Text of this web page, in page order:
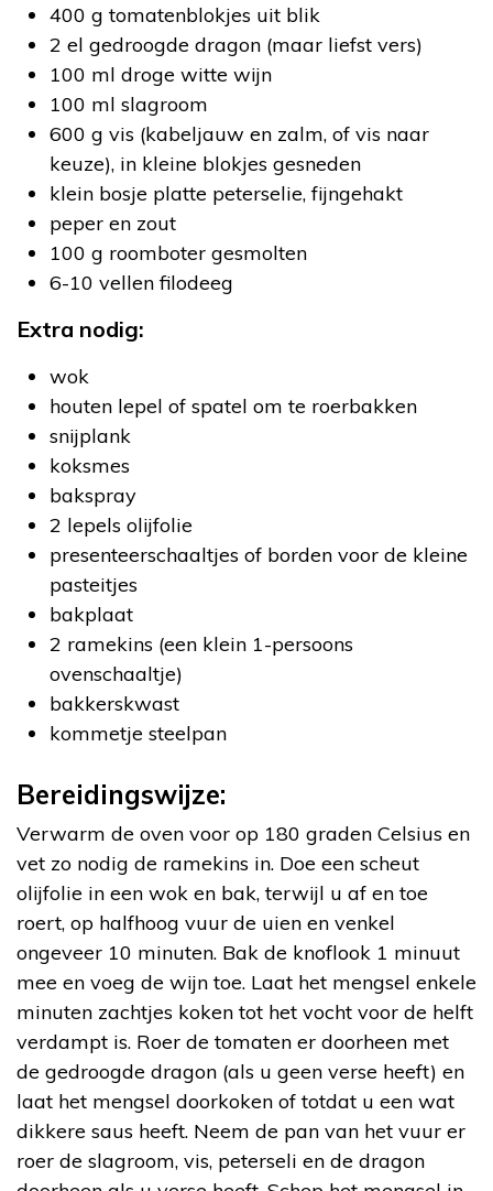
400 g tomatenblokjes uit blik
2 el gedroogde dragon (maar liefst vers)
100 ml droge witte wijn
100 ml slagroom
600 g vis (kabeljauw en zalm, of vis naar
keuze), in kleine blokjes gesneden
klein bosje platte peterselie, fijngehakt
peper en zout
100 g roomboter gesmolten
6-10 vellen filodeeg
Extra nodig:
wok
houten lepel of spatel om te roerbakken
snijplank
koksmes
bakspray
2 lepels olijfolie
presenteerschaaltjes of borden voor de kleine
pasteitjes
bakplaat
2 ramekins (een klein 1-persoons
ovenschaaltje)
bakkerskwast
kommetje steelpan
Bereidingswijze:
Verwarm de oven voor op 180 graden Celsius en
vet zo nodig de ramekins in. Doe een scheut
olijfolie in een wok en bak, terwijl u af en toe
roert, op halfhoog vuur de uien en venkel
ongeveer 10 minuten. Bak de knoflook 1 minuut
mee en voeg de wijn toe. Laat het mengsel enkele
minuten zachtjes koken tot het vocht voor de helft
verdampt is. Roer de tomaten er doorheen met
de gedroogde dragon (als u geen verse heeft) en
laat het mengsel doorkoken of totdat u een wat
dikkere saus heeft. Neem de pan van het vuur er
roer de slagroom, vis, peterseli en de dragon